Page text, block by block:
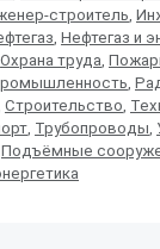
строитель,
, Нефтегаз и
Охрана труда,
,
Строительство,
, Трубопроводы,
Подъёмные